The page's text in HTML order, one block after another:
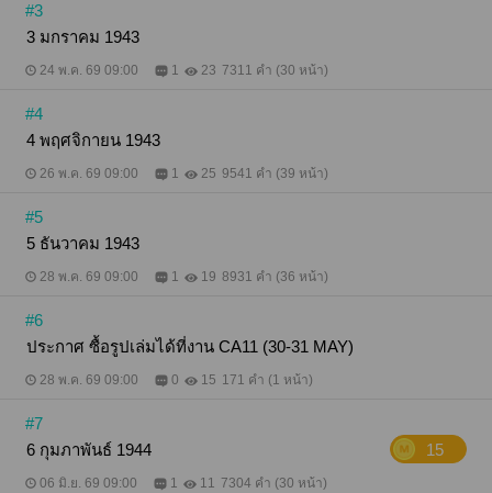
#3
3 มกราคม 1943
24 พ.ค. 69 09:00 1 23 7311 คำ (30 หน้า)
#4
4 พฤศจิกายน 1943
26 พ.ค. 69 09:00 1 25 9541 คำ (39 หน้า)
#5
5 ธันวาคม 1943
28 พ.ค. 69 09:00 1 19 8931 คำ (36 หน้า)
#6
ประกาศ ซื้อรูปเล่มได้ที่งาน CA11 (30-31 MAY)
28 พ.ค. 69 09:00 0 15 171 คำ (1 หน้า)
#7
6 กุมภาพันธ์ 1944
15
06 มิ.ย. 69 09:00 1 11 7304 คำ (30 หน้า)